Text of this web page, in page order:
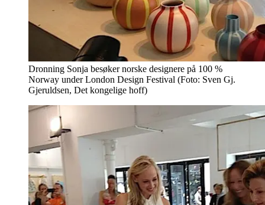
Dronning Sonja besøker norske designere på 100 %
Norway under London Design Festival (Foto: Sven Gj.
Gjeruldsen, Det kongelige hoff)